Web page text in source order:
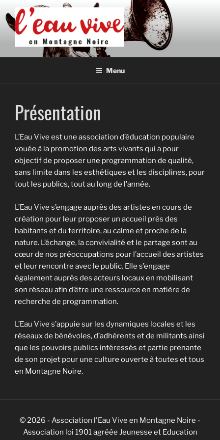
au
contenu
principal
L'EAU VIVE EN MONTAGNE
Association de développement culturel en Montagne Noire
Menu
Présentation
L’Eau Vive est une association d’éducation populaire
vouée à la promotion des arts vivants qui a pour
objectif de proposer une programmation de qualité,
sans limite dans les esthétiques et les disciplines, pour
tout les publics, tout au long de l’année.
L’Eau Vive s’engage auprès des artistes en cours de
création pour leur proposer un accueil près des
habitants et du territoire, au calme et proche de la
nature. L’échange, la convivialité et le partage sont au
cœur de nos préoccupations pour l’accueil des artistes
et leur rencontre avec le public. Elle s’engage
également auprès des acteurs locaux en mobilisant
son réseau afin d’être une ressource en matière de
recherche de programmation.
L’Eau Vive s’appuie sur les dynamiques locales et les
réseaux de bénévoles, d’adhérents et de militants ainsi
que les pouvoirs publics intéressés et partie prenante
de son projet pour une culture ouverte à toutes et tous
en Montagne Noire.
© 2026 - Association l'Eau Vive en Montagne Noire -
Association loi 1901 agréée Jeunesse et Education